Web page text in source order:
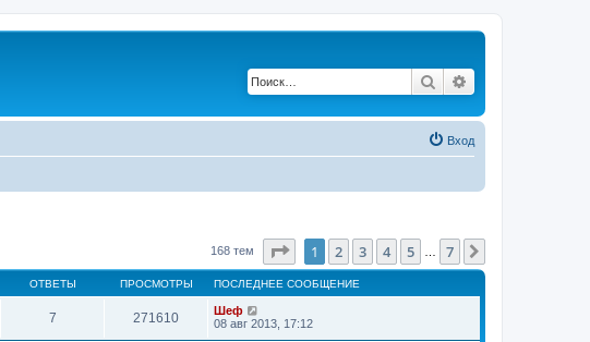
Поиск
Вход
168 тем Страница1 из
1 2 3 4 5 7
ОТВЕТЫ ПРОСМОТРЫ ПОСЛЕДНЕЕ СООБЩЕНИЕ
7 271610
Шеф
08 авг 2013, 17:12